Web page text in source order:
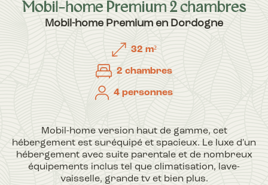
Mobil-home Premium 2 chambres
Mobil-home Premium en Dordogne
32 m²
2 chambres
4 personnes
Mobil-home version haut de gamme, cet
hébergement est suréquipé et spacieux. Le luxe d'un
hébergement avec suite parentale et de nombreux
équipements inclus tel que climatisation, lave-
vaisselle, grande tv et bien plus.